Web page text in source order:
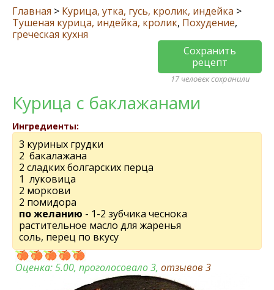
Главная > Курица, утка, гусь, кролик, индейка >
Тушеная курица, индейка, кролик, Похудение,
греческая кухня
Сохранить
рецепт
17 человек сохранили
Курица с баклажанами
Ингредиенты:
3 куриных грудки
2 бакалажана
2 сладких болгарских перца
1 луковица
2 моркови
2 помидора
по желанию - 1-2 зубчика чеснока
растительное масло для жаренья
соль, перец по вкусу
Оценка:5.00, проголосовало 3, отзывов 3